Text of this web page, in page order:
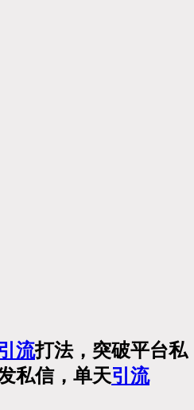
流打法，突破平台私
私信，单天引流